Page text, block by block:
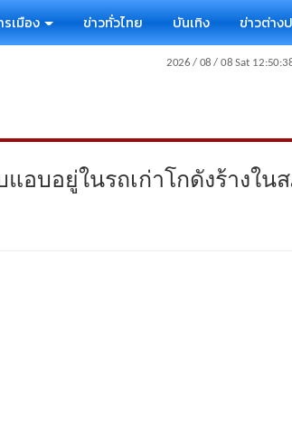
รเมือง ข่าวทั่วไทย บันเทิง ข่าวต่าง
บอยู่ในรถเก่าโกดังร้างใน